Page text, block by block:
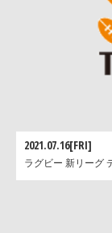
2021.07.16[FRI]
ラグビー 新リーグ